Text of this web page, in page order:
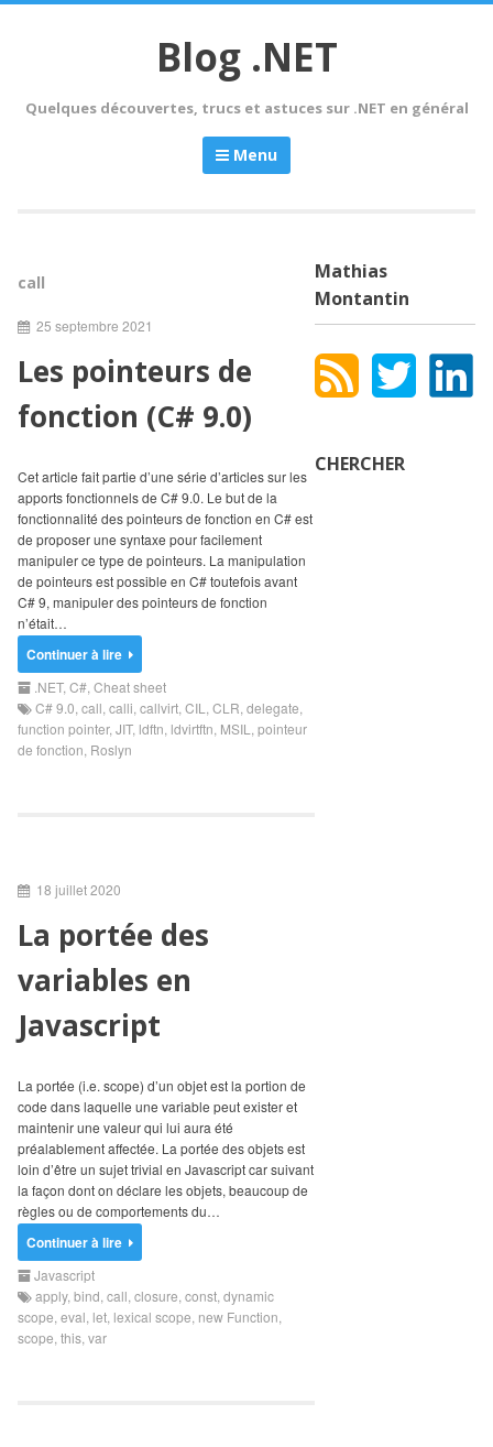
Blog .NET
Quelques découvertes, trucs et astuces sur .NET en général
Menu
call
25 septembre 2021
Les pointeurs de
fonction (C# 9.0)
Cet article fait partie d’une série d’articles sur les
apports fonctionnels de C# 9.0. Le but de la
fonctionnalité des pointeurs de fonction en C# est
de proposer une syntaxe pour facilement
manipuler ce type de pointeurs. La manipulation
de pointeurs est possible en C# toutefois avant
C# 9, manipuler des pointeurs de fonction
n’était…
Continuer à lire
.NET, C# Cheat sheet
C# 9.0 call calli callvirt CIL CLR delegate
function pointer, JIT, ldftn ldvirtftn MSIL
pointeur
de fonction Roslyn
18 juillet 2020
La portée des
variables en
Javascript
La portée (i.e. scope) d’un objet est la portion de
code dans laquelle une variable peut exister et
maintenir une valeur qui lui aura été
préalablement affectée. La portée des objets est
loin d’être un sujet trivial en Javascript car suivant
la façon dont on déclare les objets, beaucoup de
règles ou de comportements du…
Continuer à lire
Javascript
apply, bind call closure const dynamic
scope eval let lexical scope new Function
scope this var
Mathias
Montantin
CHERCHER